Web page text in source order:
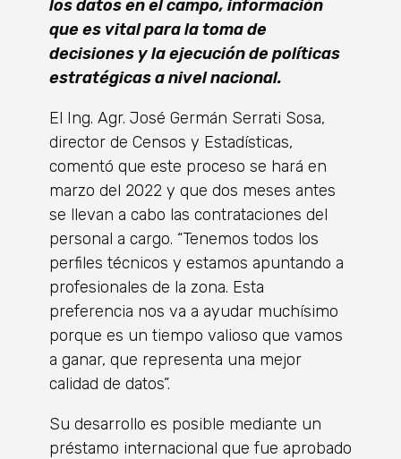
los datos en el campo, información
que es vital para la toma de
decisiones y la ejecución de políticas
estratégicas a nivel nacional.
El Ing. Agr. José Germán Serrati Sosa,
director de Censos y Estadísticas,
comentó que este proceso se hará en
marzo del 2022 y que dos meses antes
se llevan a cabo las contrataciones del
personal a cargo. “Tenemos todos los
perfiles técnicos y estamos apuntando a
profesionales de la zona. Esta
preferencia nos va a ayudar muchísimo
porque es un tiempo valioso que vamos
a ganar, que representa una mejor
calidad de datos”.
Su desarrollo es posible mediante un
préstamo internacional que fue aprobado